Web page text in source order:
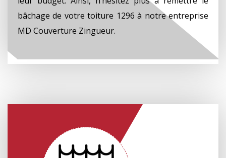
bâchage de votre toiture 1296 à notre entreprise
MD Couverture Zingueur.